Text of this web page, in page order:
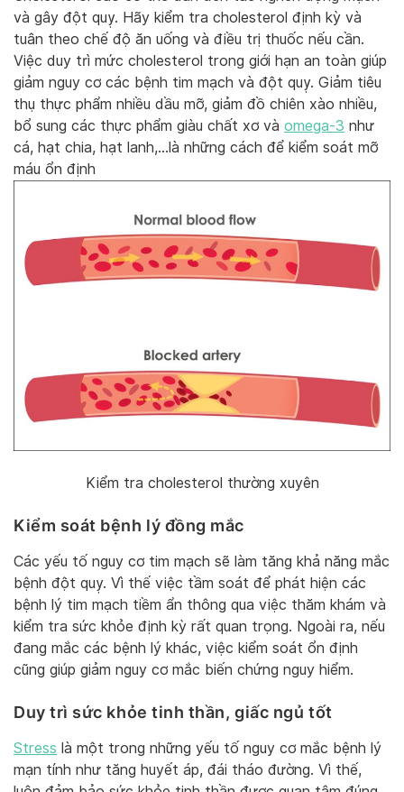
và gây đột quỵ. Hãy kiểm tra cholesterol định kỳ và
tuân theo chế độ ăn uống và điều trị thuốc nếu cần.
Việc duy trì mức cholesterol trong giới hạn an toàn giúp
giảm nguy cơ các bệnh tim mạch và đột quỵ. Giảm tiêu
thụ thực phẩm nhiều dầu mỡ, giảm đồ chiên xào nhiều,
bổ sung các thực phẩm giàu chất xơ và omega-3 như
cá, hạt chia, hạt lanh,…là những cách để kiểm soát mỡ
máu ổn định
Kiểm tra cholesterol thường xuyên
Kiểm soát bệnh lý đồng mắc
Các yếu tố nguy cơ tim mạch sẽ làm tăng khả năng mắc
bệnh đột quỵ. Vì thế việc tầm soát để phát hiện các
bệnh lý tim mạch tiềm ẩn thông qua việc thăm khám và
kiểm tra sức khỏe định kỳ rất quan trọng. Ngoài ra, nếu
đang mắc các bệnh lý khác, việc kiểm soát ổn định
cũng giúp giảm nguy cơ mắc biến chứng nguy hiểm.
Duy trì sức khỏe tinh thần, giấc ngủ tốt
Stress là một trong những yếu tố nguy cơ mắc bệnh lý
mạn tính như tăng huyết áp, đái tháo đường. Vì thế,